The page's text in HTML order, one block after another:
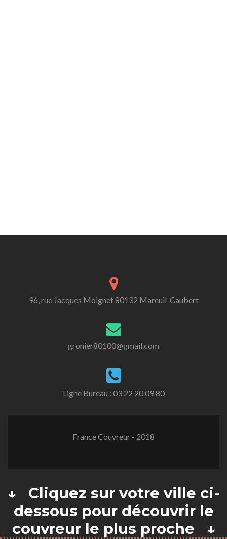
96, rue Jacques Moignet 80132 Mareuil-Caubert
gronier80100@gmail.com
Ligne Bureau : 03 22 20 09 80
France Couvreur - 2018
↓ Cliquez sur votre ville ci-
dessous pour découvrir le
couvreur le plus proche ↓